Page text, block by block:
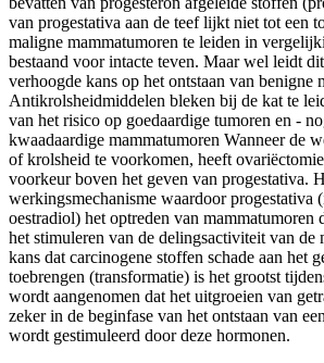
van progestativa aan de teef lijkt niet tot een
maligne mammatumoren te leiden in
bestaand voor intacte teven. Maar wel leidt
verhoogde kans op het ontstaan van benigne
Antikrolsheidmiddelen bleken bij de kat te
van het risico op goedaardige tumoren en -
kwaadaardige mammatumoren Wanneer de
of krolsheid te voorkomen, heeft
voorkeur boven het geven van progestativa.
werkingsmechanisme waardoor progestativa
oestradiol) het optreden van mammatumoren
het stimuleren van de delingsactiviteit van
kans dat carcinogene stoffen schade aan het
toebrengen (transformatie) is het grootst
wordt aangenomen dat het uitgroeien van
zeker in de beginfase van het ontstaan van
wordt gestimuleerd door deze hormonen.